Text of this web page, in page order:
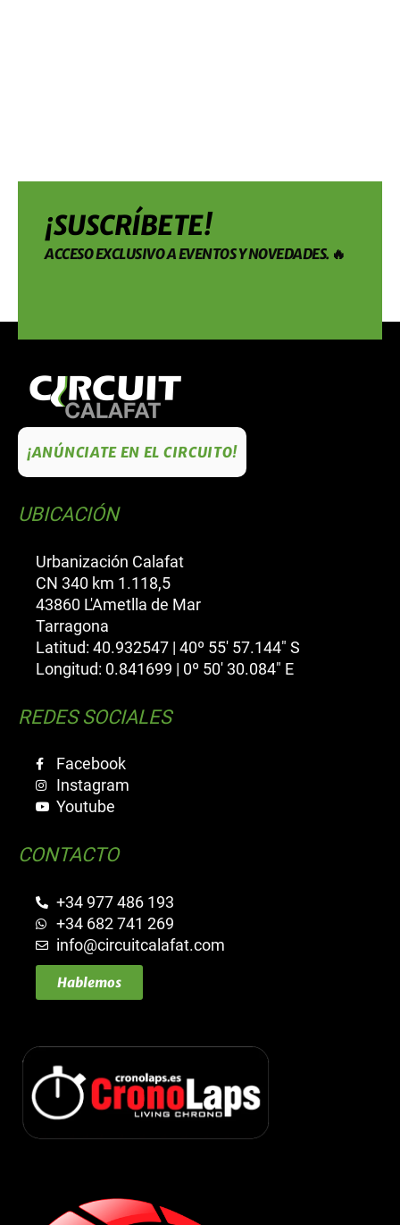
¡SUSCRÍBETE!
ACCESO EXCLUSIVO A EVENTOS Y NOVEDADES. 🔥
¡ANÚNCIATE EN EL CIRCUITO!
UBICACIÓN
Urbanización Calafat
CN 340 km 1.118,5
43860 L'Ametlla de Mar
Tarragona
Latitud: 40.932547 | 40º 55' 57.144" S
Longitud: 0.841699 | 0º 50' 30.084" E
REDES SOCIALES
Facebook
Instagram
Youtube
CONTACTO
+34 977 486 193
+34 682 741 269
info@circuitcalafat.com
Hablemos